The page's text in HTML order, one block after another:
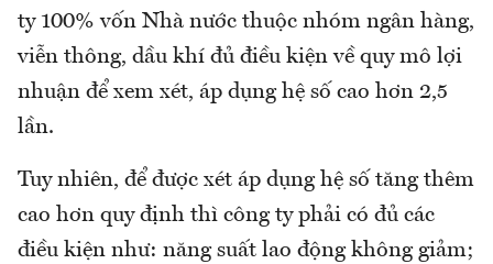
ty 100% vốn Nhà nước thuộc nhóm ngân hàng,
viễn thông, dầu khí đủ điều kiện về quy mô lợi
nhuận để xem xét, áp dụng hệ số cao hơn 2,5
lần.
Tuy nhiên, để được xét áp dụng hệ số tăng thêm
cao hơn quy định thì công ty phải có đủ các
điều kiện như: năng suất lao động không giảm;